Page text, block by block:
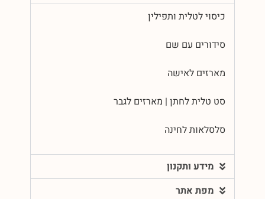
כיסוי לטלית ותפילין
סידורים עם שם
מארזים לאישה
סט טלית לחתן | מארזים לגבר
סלסלאות לחינה
מידע ותקנון
מפת אתר